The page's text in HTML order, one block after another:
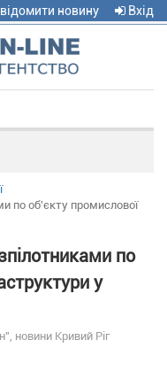
новину Вхід
по об'єкту промислової
по
у
новини Кривий Ріг